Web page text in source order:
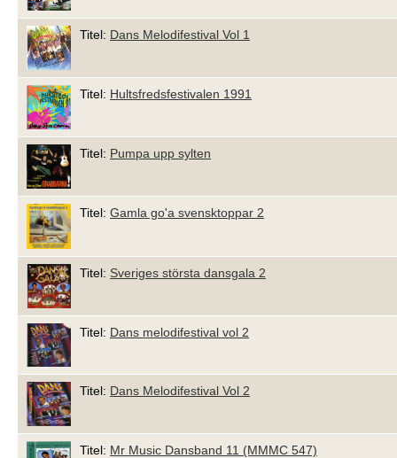
Titel: Dans Melodifestival Vol 1
Titel: Hultsfredsfestivalen 1991
Titel: Pumpa upp sylten
Titel: Gamla go'a svensktoppar 2
Titel: Sveriges största dansgala 2
Titel: Dans melodifestival vol 2
Titel: Dans Melodifestival Vol 2
Titel: Mr Music Dansband 11 (MMMC 547)